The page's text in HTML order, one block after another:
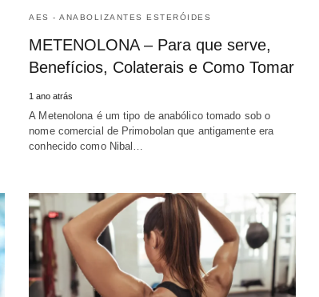
AES - ANABOLIZANTES ESTERÓIDES
METENOLONA – Para que serve,
Benefícios, Colaterais e Como Tomar
1 ano atrás
A Metenolona é um tipo de anabólico tomado sob o
nome comercial de Primobolan que antigamente era
conhecido como Nibal…